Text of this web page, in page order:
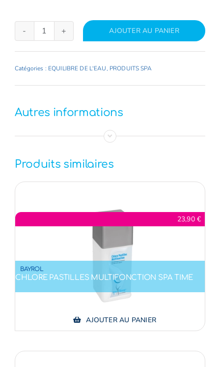
quantité
de
PH
KG
SPA
AJOUTER AU PANIER
Catégories : EQUILIBRE DE L'EAU, PRODUITS SPA
Autres informations
Produits similaires
23,90 €
BAYROL
CHLORE PASTILLES MULTIFONCTION SPA TIME
AJOUTER AU PANIER